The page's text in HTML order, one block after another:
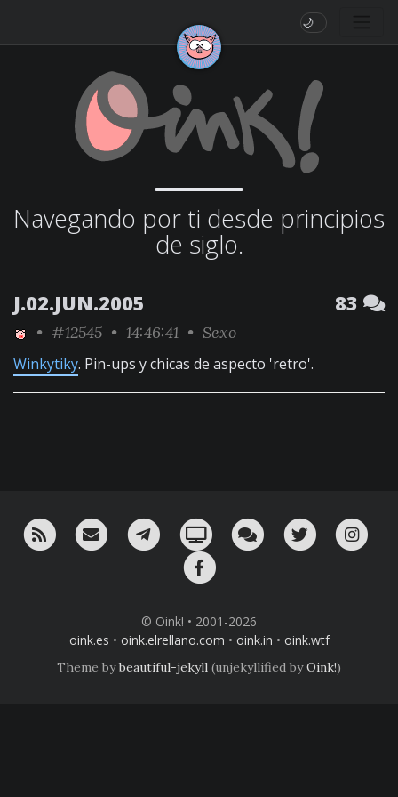
🌙
Navegando por ti desde principios
de siglo.
J.02.JUN.2005 83
• #12545 • 14:46:41 • Sexo
Winkytiky. Pin-ups y chicas de aspecto 'retro'.
RSS ¡Mándame un email!¡Nuestro canal en Telegram!
Oink! TV Charla con nosotros
Twitter
© Oink! • 2001-2026
oink.es • oink.elrellano.com • oink.in • oink.wtf
Theme bybeautiful-jekyll (unjekyllified byOink!)